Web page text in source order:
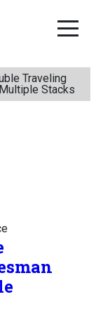
Traveling
Stacks